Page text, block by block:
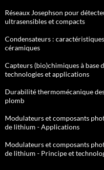
Réseaux Josephson pour
ultrasensibles et compacts
Condensateurs :
céramiques
Capteurs (bio)chimiques à base
technologies et applications
Durabilité thermomécanique
plomb
Modulateurs et composants
de lithium - Applications
Modulateurs et composants
de lithium - Principe et